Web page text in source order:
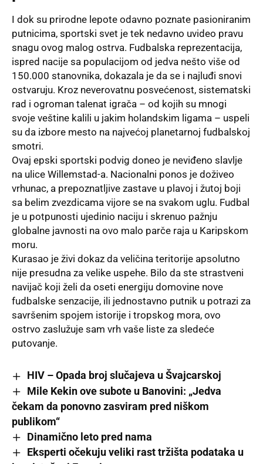
I dok su prirodne lepote odavno poznate pasioniranim
putnicima, sportski svet je tek nedavno uvideo pravu
snagu ovog malog ostrva. Fudbalska reprezentacija,
ispred nacije sa populacijom od jedva nešto više od
150.000 stanovnika, dokazala je da se i najluđi snovi
ostvaruju. Kroz neverovatnu posvećenost, sistematski
rad i ogroman talenat igrača – od kojih su mnogi
svoje veštine kalili u jakim holandskim ligama – uspeli
su da izbore mesto na najvećoj planetarnoj fudbalskoj
smotri.
Ovaj epski sportski podvig doneo je neviđeno slavlje
na ulice Willemstad-a. Nacionalni ponos je doživeo
vrhunac, a prepoznatljive zastave u plavoj i žutoj boji
sa belim zvezdicama vijore se na svakom uglu. Fudbal
je u potpunosti ujedinio naciju i skrenuo pažnju
globalne javnosti na ovo malo parče raja u Karipskom
moru.
Kurasao je živi dokaz da veličina teritorije apsolutno
nije presudna za velike uspehe. Bilo da ste strastveni
navijač koji želi da oseti energiju domovine nove
fudbalske senzacije, ili jednostavno putnik u potrazi za
savršenim spojem istorije i tropskog mora, ovo
ostrvo zaslužuje sam vrh vaše liste za sledeće
putovanje.
HIV – Opada broj slučajeva u Švajcarskoj
Mile Kekin ove subote u Banovini: „Jedva
čekam da ponovno zasviram pred niškom
publikom“
Dinamično leto pred nama
Eksperti očekuju veliki rast tržišta podataka u